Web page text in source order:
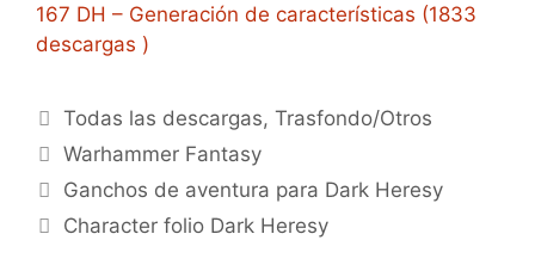
167 DH – Generación de características (1833
descargas )
Categorías
Todas las descargas,Trasfondo/Otros
Etiquetas
Warhammer Fantasy
Ganchos de aventura para Dark Heresy
Character folio Dark Heresy